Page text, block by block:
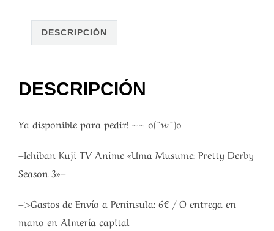
DESCRIPCIÓN
DESCRIPCIÓN
Ya disponible para pedir! ~~ o(^w^)o
–Ichiban Kuji TV Anime «Uma Musume: Pretty Derby
Season 3»–
–>Gastos de Envío a Peninsula: 6€ / O entrega en
mano en Almería capital